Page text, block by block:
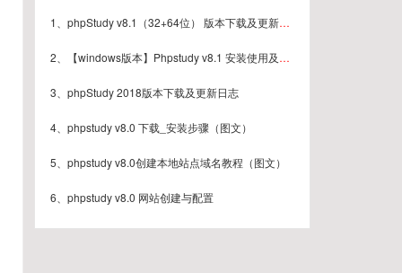
1、phpStudy v8.1（32+64位） 版本下载及更新日志
2、【windows版本】Phpstudy v8.1 安装使用及常见问题汇总（最新版本）
3、phpStudy 2018版本下载及更新日志
4、phpstudy v8.0 下载_安装步骤（图文）
5、phpstudy v8.0创建本地站点域名教程（图文）
6、phpstudy v8.0 网站创建与配置